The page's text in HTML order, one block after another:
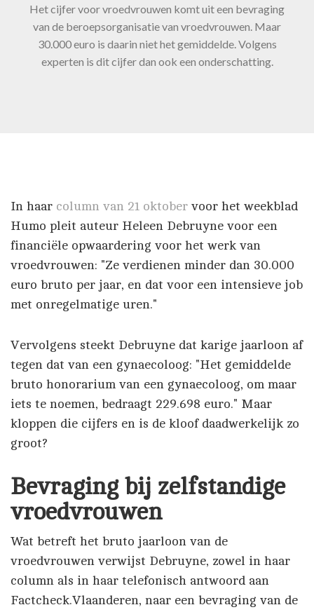
Het cijfer voor vroedvrouwen komt uit een bevraging
van de beroepsorganisatie van vroedvrouwen. Maar
30.000 euro is daarin niet het gemiddelde. Volgens
experten is dit cijfer dan ook een onderschatting.
In haar column van 21 oktober voor het weekblad
Humo pleit auteur Heleen Debruyne voor een
financiële opwaardering voor het werk van
vroedvrouwen: "Ze verdienen minder dan 30.000
euro bruto per jaar, en dat voor een intensieve job
met onregelmatige uren."
Vervolgens steekt Debruyne dat karige jaarloon af
tegen dat van een gynaecoloog: "Het gemiddelde
bruto honorarium van een gynaecoloog, om maar
iets te noemen, bedraagt 229.698 euro." Maar
kloppen die cijfers en is de kloof daadwerkelijk zo
groot?
Bevraging bij zelfstandige
vroedvrouwen
Wat betreft het bruto jaarloon van de
vroedvrouwen verwijst Debruyne, zowel in haar
column als in haar telefonisch antwoord aan
Factcheck.Vlaanderen, naar een bevraging van de